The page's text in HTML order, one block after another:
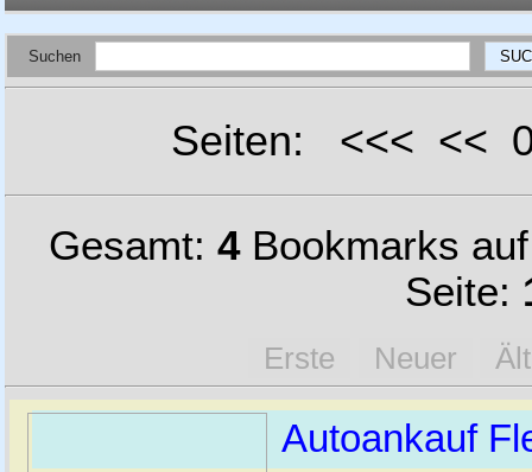
Suchen
Seiten: <<< <<
Gesamt: 4Bookmarks
Seite:
Erste Neuer
Autoankauf